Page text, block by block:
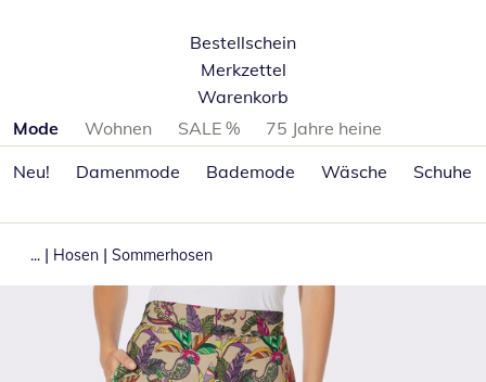
Bestellschein
Merkzettel
Warenkorb
Produktkategorien überspringen
Mode Wohnen SALE %
75 Jahre heine
Neu!
Damenmode Bademode Wäsche Schuhe
... | Hosen | Sommerhosen